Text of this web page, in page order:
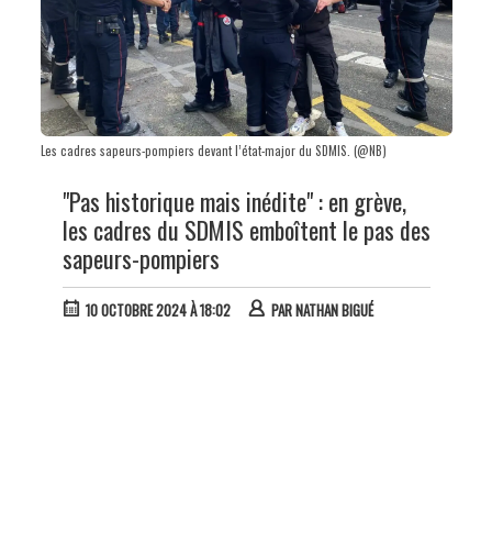
Les cadres sapeurs-pompiers devant l’état-major du SDMIS. (@NB)
"Pas historique mais inédite" : en grève,
les cadres du SDMIS emboîtent le pas des
sapeurs-pompiers
10 OCTOBRE 2024 À 18:02 PARNATHAN BIGUÉ